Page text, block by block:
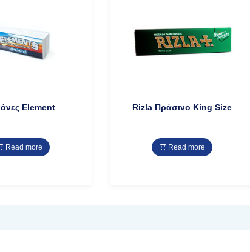
Element
Read more
Rizla Πράσινο King Size
Read more